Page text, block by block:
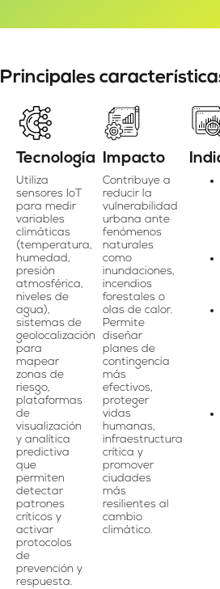
Principales
Tecnología
Utiliza
sensores IoT
para medir
variables
climáticas
(temperatura,
humedad,
presión
atmosférica,
niveles de
agua),
sistemas de
geolocalización
para
mapear
zonas de
riesgo,
plataformas
de
visualización
y analítica
predictiva
que
permiten
detectar
patrones
críticos y
activar
protocolos
de
prevención y
respuesta.
Impacto
Contribuye a
reducir la
vulnerabilidad
urbana ante
fenómenos
naturales
como
inundaciones,
incendios
forestales o
olas de calor.
Permite
diseñar
planes de
contingencia
más
efectivos,
proteger
vidas
humanas,
infraestructura
crítica y
promover
ciudades
más
resilientes al
cambio
climático.